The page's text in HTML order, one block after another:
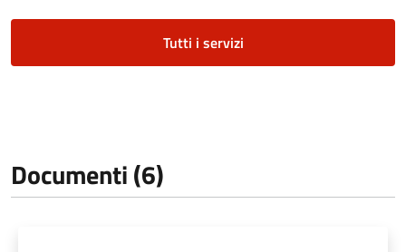
Tutti i servizi
Documenti (6)